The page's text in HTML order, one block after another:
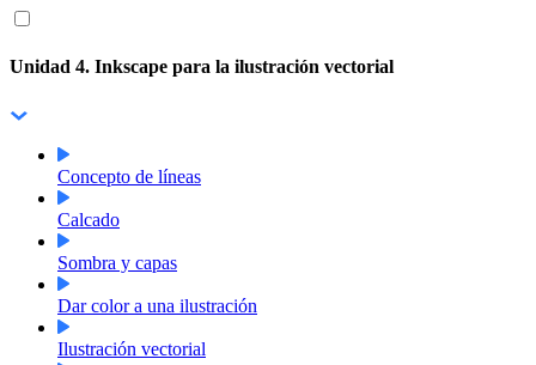
Unidad 4. Inkscape para la ilustración vectorial
Concepto de líneas
Calcado
Sombra y capas
Dar color a una ilustración
Ilustración vectorial